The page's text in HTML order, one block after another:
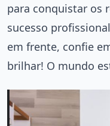
para conquistar os
sucesso
em frente, confie
brilhar! O mundo